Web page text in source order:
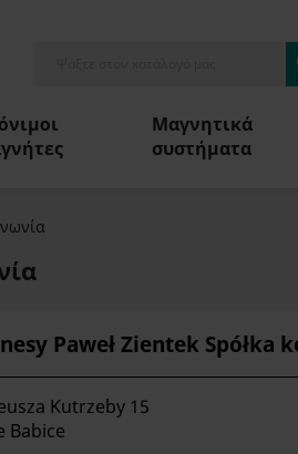
Μαγνητικά
συστήματα
Paweł Zientek Spółka
Kutrzeby 15
Babice